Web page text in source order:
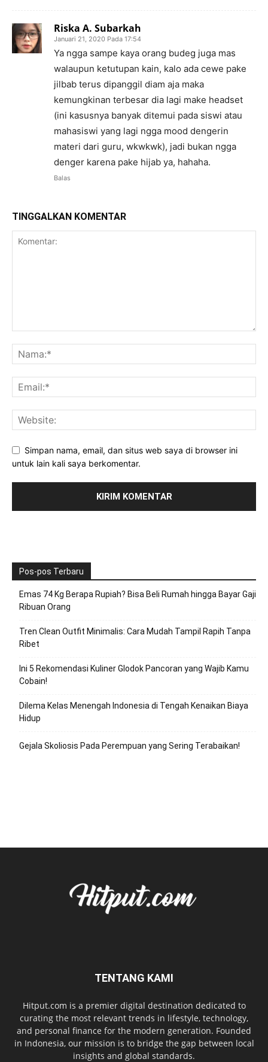
Riska A. Subarkah
Januari 21, 2020 Pada 17:54
Ya ngga sampe kaya orang budeg juga mas
walaupun ketutupan kain, kalo ada cewe pake
jilbab terus dipanggil diam aja maka
kemungkinan terbesar dia lagi make headset
(ini kasusnya banyak ditemui pada siswi atau
mahasiswi yang lagi ngga mood dengerin
materi dari guru, wkwkwk), jadi bukan ngga
denger karena pake hijab ya, hahaha.
Balas
TINGGALKAN KOMENTAR
Simpan nama, email, dan situs web saya di browser ini
untuk lain kali saya berkomentar.
Pos-pos Terbaru
Emas 74 Kg Berapa Rupiah? Bisa Beli Rumah hingga Bayar Gaji
Ribuan Orang
Tren Clean Outfit Minimalis: Cara Mudah Tampil Rapih Tanpa
Ribet
Ini 5 Rekomendasi Kuliner Glodok Pancoran yang Wajib Kamu
Cobain!
Dilema Kelas Menengah Indonesia di Tengah Kenaikan Biaya
Hidup
Gejala Skoliosis Pada Perempuan yang Sering Terabaikan!
TENTANG KAMI
Hitput.com is a premier digital destination dedicated to
curating the most relevant trends in lifestyle, technology,
and personal finance for the modern generation. Founded
in Indonesia, our mission is to bridge the gap between local
insights and global standards.